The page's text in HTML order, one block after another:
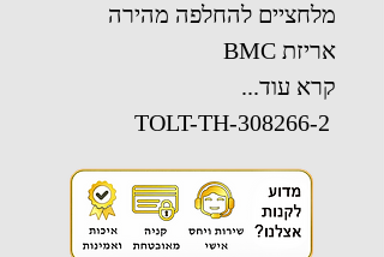
מלחציים להחלפה מהירה
אריזת BMC
קרא עוד...